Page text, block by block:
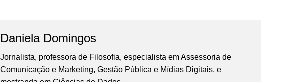
Daniela Domingos
Jornalista, professora de Filosofia, especialista em Assessoria de
Comunicação e Marketing, Gestão Pública e Mídias Digitais, e